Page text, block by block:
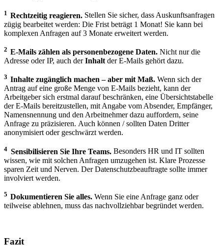
1 Rechtzeitig reagieren. Stellen Sie sicher, dass Auskunftsanfragen
zügig bearbeitet werden: Die Frist beträgt 1 Monat! Sie kann bei
komplexen Anfragen auf 3 Monate erweitert werden.
2 E-Mails zählen als personenbezogene Daten. Nicht nur die
Adresse oder IP, auch derInhalt der E-Mails gehört dazu.
3 Inhalte zugänglich machen – aber mit Maß. Wenn sich der
Antrag auf eine große Menge von E-Mails bezieht, kann der
Arbeitgeber sich erstmal darauf beschränken, eine Übersichtstabelle
der E-Mails bereitzustellen, mit Angabe vom Absender, Empfänger,
Namensnennung und den Arbeitnehmer dazu auffordern, seine
Anfrage zu präzisieren. Auch können / sollten Daten Dritter
anonymisiert oder geschwärzt werden.
4 Sensibilisieren Sie Ihre Teams. Besonders HR und IT sollten
wissen, wie mit solchen Anfragen umzugehen ist. Klare Prozesse
sparen Zeit und Nerven. Der Datenschutzbeauftragte sollte immer
involviert werden.
5 Dokumentieren Sie alles. Wenn Sie eine Anfrage ganz oder
teilweise ablehnen, muss das nachvollziehbar begründet werden.
Fazit